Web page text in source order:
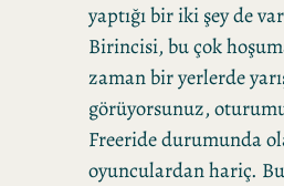
yaptığı bir iki şey de
Birincisi, bu çok
zaman bir yerlerde
görüyorsunuz,
Freeride durumunda
oyunculardan hariç.